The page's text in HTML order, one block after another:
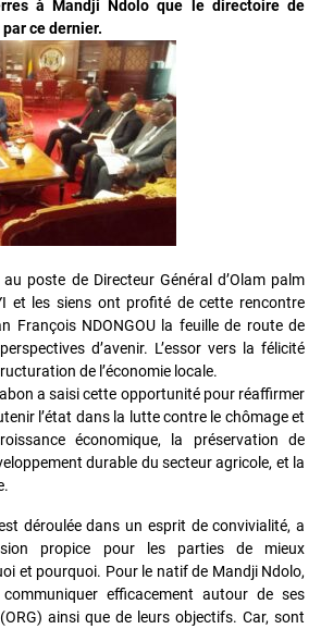
à Mandji Ndolo que le directoire de
par ce dernier.
poste de Directeur Général d’Olam palm
et les siens ont profité de cette rencontre
François NDONGOU la feuille de route de
d’avenir. L’essor vers la félicité
de l’économie locale.
a saisi cette opportunité pour réaffirmer
l’état dans la lutte contre le chômage et
économique, la préservation de
durable du secteur agricole, et la
déroulée dans un esprit de convivialité, a
propice pour les parties de mieux
et pourquoi. Pour le natif de Mandji Ndolo,
efficacement autour de ses
ainsi que de leurs objectifs. Car, sont